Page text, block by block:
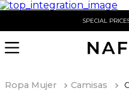
SPECIAL
Ropa Mujer Camisas